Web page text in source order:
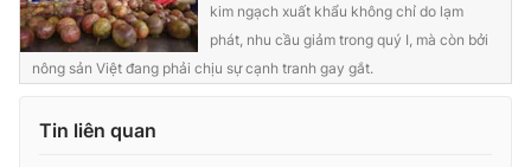
kim ngạch xuất khẩu không chỉ do lạm
phát, nhu cầu giảm trong quý I, mà còn bởi
nông sản Việt đang phải chịu sự cạnh tranh gay gắt.
Tin liên quan